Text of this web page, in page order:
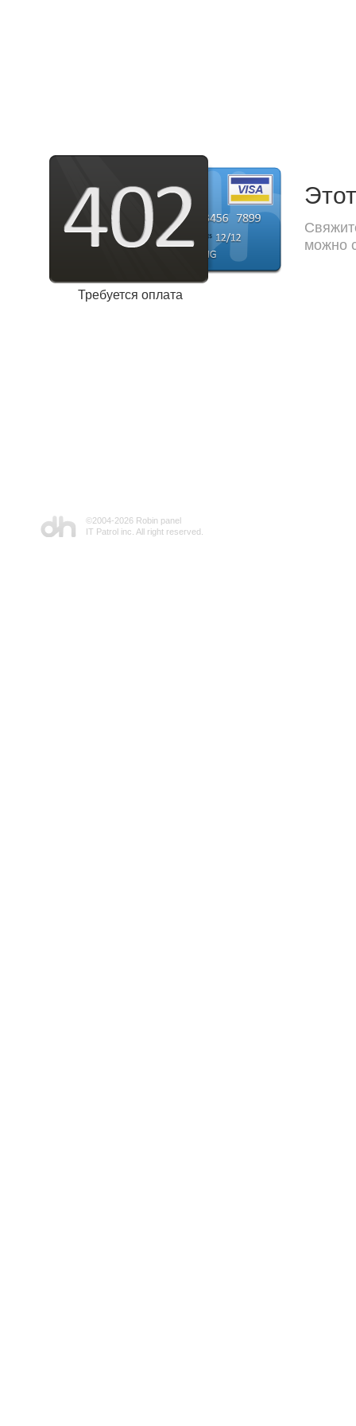
Требуется оплата
можно
©2004-2026 Robin panel
IT Patrol inc. All right reserved.